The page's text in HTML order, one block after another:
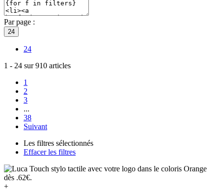
Par page :
24
24
1 - 24 sur910 articles
1
2
3
...
38
Suivant
Les filtres sélectionnés
Effacer les filtres
+